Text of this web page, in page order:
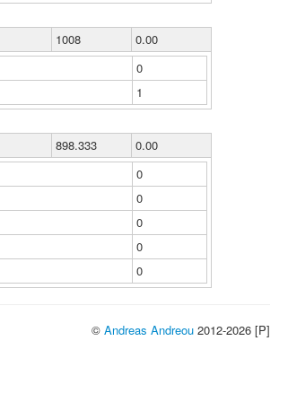
1008
0.00
0
1
898.333
0.00
0
0
0
0
0
© Andreas Andreou 2012-2026 [P]